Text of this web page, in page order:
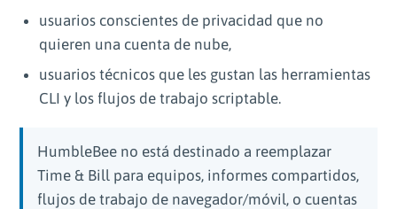
usuarios conscientes de privacidad que no
quieren una cuenta de nube,
usuarios técnicos que les gustan las herramientas
CLI y los flujos de trabajo scriptable.
HumbleBee no está destinado a reemplazar
Time & Bill para equipos, informes compartidos,
flujos de trabajo de navegador/móvil, o cuentas